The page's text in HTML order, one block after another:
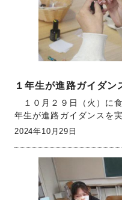
１年生が進路ガイダン
１０月２９日（火）に
年生が進路ガイダンスを
2024年10月29日